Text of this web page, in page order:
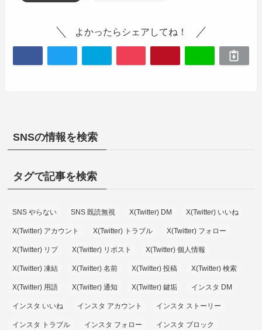
よかったらシェアしてね！
SNSの情報を検索
タグで記事を検索
SNS やらない SNS 既読無視 X(Twitter) DM X(Twitter) いいね
X(Twitter) アカウント X(Twitter) トラブル X(Twitter) フォロー
X(Twitter) リプ X(Twitter) リポスト X(Twitter) 個人情報
X(Twitter) 凍結 X(Twitter) 名前 X(Twitter) 投稿 X(Twitter) 検索
X(Twitter) 用語 X(Twitter) 通知 X(Twitter) 鍵垢 インスタ DM
インスタ いいね インスタ アカウント インスタ ストーリー
インスタ トラブル インスタ フォロー インスタ ブロック